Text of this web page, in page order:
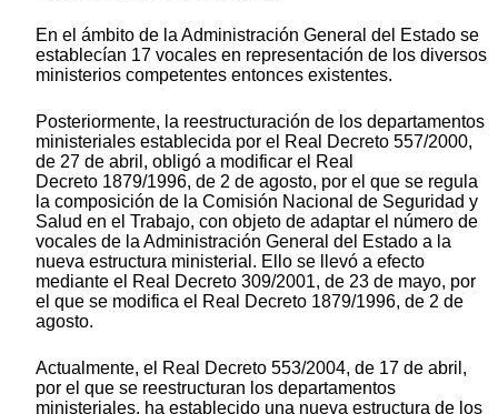
En el ámbito de la Administración General del Estado se
establecían 17 vocales en representación de los diversos
ministerios competentes entonces existentes.
Posteriormente, la reestructuración de los departamentos
ministeriales establecida por el Real Decreto 557/2000,
de 27 de abril, obligó a modificar el Real
Decreto 1879/1996, de 2 de agosto, por el que se regula
la composición de la Comisión Nacional de Seguridad y
Salud en el Trabajo, con objeto de adaptar el número de
vocales de la Administración General del Estado a la
nueva estructura ministerial. Ello se llevó a efecto
mediante el Real Decreto 309/2001, de 23 de mayo, por
el que se modifica el Real Decreto 1879/1996, de 2 de
agosto.
Actualmente, el Real Decreto 553/2004, de 17 de abril,
por el que se reestructuran los departamentos
ministeriales, ha establecido una nueva estructura de los